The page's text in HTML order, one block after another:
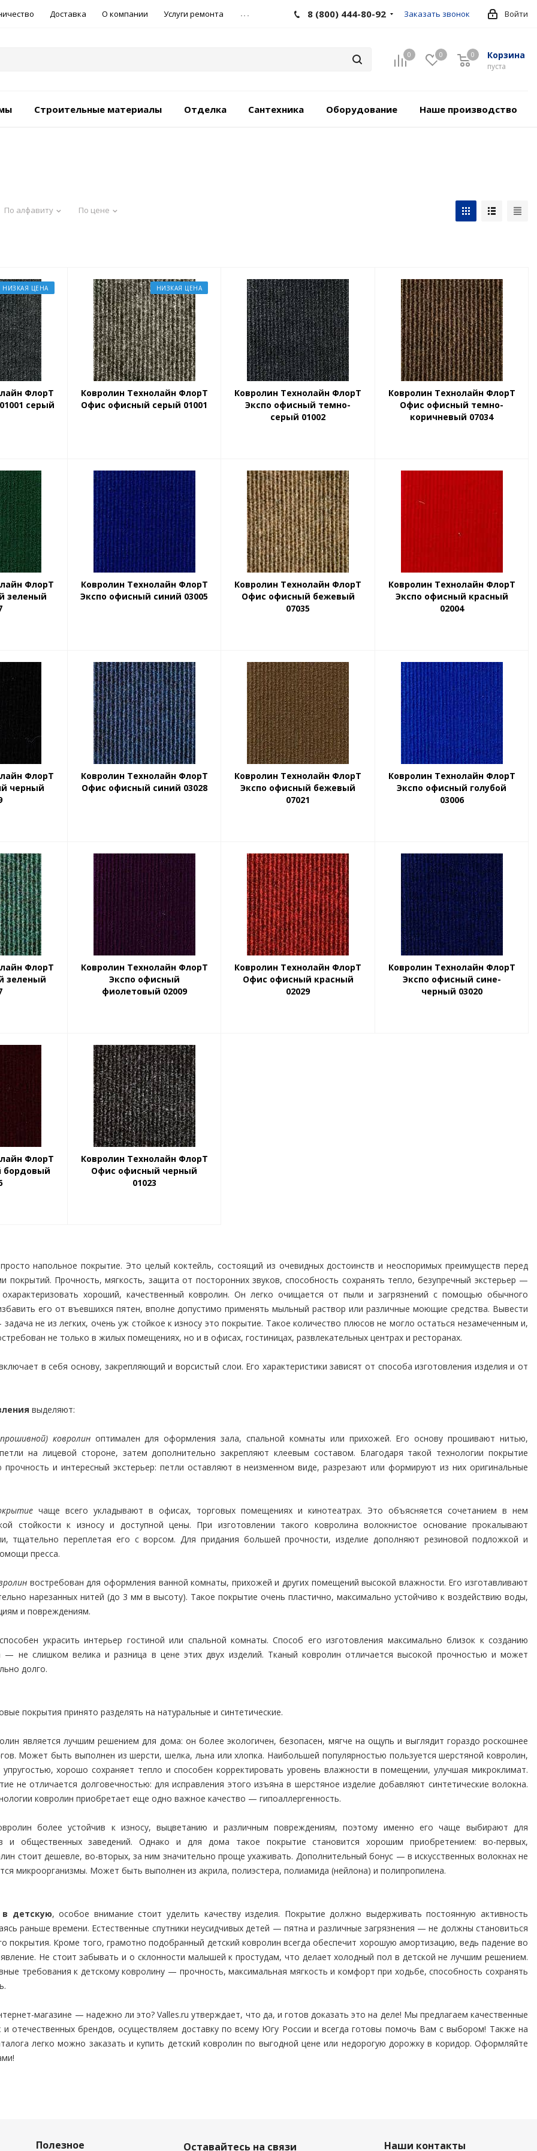
Доставка О компании Услуги ремонта ... Войти
8 (800) 444-80-92 Заказать звонок
0 0 Корзина
пуста
0
Строительные материалы Отделка Сантехника Оборудование Наше производство
По алфавиту По цене
НИЗКАЯ ЦЕНА
ФлорТ
серый
НИЗКАЯ ЦЕНА
Ковролин Технолайн ФлорТ
Офис офисный серый 01001
Ковролин Технолайн ФлорТ
Экспо офисный темно-
серый 01002
Ковролин Технолайн ФлорТ
Офис офисный темно-
коричневый 07034
ФлорТ
зеленый
Ковролин Технолайн ФлорТ
Экспо офисный синий 03005
Ковролин Технолайн ФлорТ
Офис офисный бежевый
07035
Ковролин Технолайн ФлорТ
Экспо офисный красный
02004
ФлорТ
черный
Ковролин Технолайн ФлорТ
Офис офисный синий 03028
Ковролин Технолайн ФлорТ
Экспо офисный бежевый
07021
Ковролин Технолайн ФлорТ
Экспо офисный голубой
03006
ФлорТ
зеленый
Ковролин Технолайн ФлорТ
Экспо офисный
фиолетовый 02009
Ковролин Технолайн ФлорТ
Офис офисный красный
02029
Ковролин Технолайн ФлорТ
Экспо офисный сине-
черный 03020
ФлорТ
бордовый
Ковролин Технолайн ФлорТ
Офис офисный черный
01023
напольное покрытие. Это целый коктейль, состоящий из очевидных достоинств и неоспоримых преимуществ перед
покрытий. Прочность, мягкость, защита от посторонних звуков, способность сохранять тепло, безупречный экстерьер —
хороший, качественный ковролин. Он легко очищается от пыли и загрязнений с помощью обычного
его от въевшихся пятен, вполне допустимо применять мыльный раствор или различные моющие средства. Вывести
не из легких, очень уж стойкое к износу это покрытие. Такое количество плюсов не могло остаться незамеченным и,
не только в жилых помещениях, но и в офисах, гостиницах, развлекательных центрах и ресторанах.
в себя основу, закрепляющий и ворсистый слои. Его характеристики зависят от способа изготовления изделия и от
выделяют:
ковролиноптимален для оформления зала, спальной комнаты или прихожей. Его основу прошивают нитью,
на лицевой стороне, затем дополнительно закрепляют клеевым составом. Благодаря такой технологии покрытие
и интересный экстерьер: петли оставляют в неизменном виде, разрезают или формируют из них оригинальные
чаще всего укладывают в офисах, торговых помещениях и кинотеатрах. Это объясняется сочетанием в нем
стойкости к износу и доступной цены. При изготовлении такого ковролина волокнистое основание прокалывают
тщательно переплетая его с ворсом. Для придания большей прочности, изделие дополняют резиновой подложкой и
пресса.
востребован для оформления ванной комнаты, прихожей и других помещений высокой влажности. Его изготавливают
нарезанных нитей (до 3 мм в высоту). Такое покрытие очень пластично, максимально устойчиво к воздействию воды,
и повреждениям.
украсить интерьер гостиной или спальной комнаты. Способ его изготовления максимально близок к созданию
— не слишком велика и разница в цене этих двух изделий. Тканый ковролин отличается высокой прочностью и может
долго.
покрытия принято разделять на натуральные и синтетические.
является лучшим решением для дома: он более экологичен, безопасен, мягче на ощупь и выглядит гораздо роскошнее
Может быть выполнен из шерсти, шелка, льна или хлопка. Наибольшей популярностью пользуется шерстяной ковролин,
хорошо сохраняет тепло и способен корректировать уровень влажности в помещении, улучшая микроклимат.
не отличается долговечностью: для исправления этого изъяна в шерстяное изделие добавляют синтетические волокна.
ковролин приобретает еще одно важное качество — гипоаллергенность.
более устойчив к износу, выцветанию и различным повреждениям, поэтому именно его чаще выбирают для
и общественных заведений. Однако и для дома такое покрытие становится хорошим приобретением: во-первых,
стоит дешевле, во-вторых, за ним значительно проще ухаживать. Дополнительный бонус — в искусственных волокнах не
микроорганизмы. Может быть выполнен из акрила, полиэстера, полиамида (нейлона) и полипропилена.
в детскую, особое внимание стоит уделить качеству изделия. Покрытие должно выдерживать постоянную активность
раньше времени. Естественные спутники неусидчивых детей — пятна и различные загрязнения — не должны становиться
покрытия. Кроме того, грамотно подобранный детский ковролин всегда обеспечит хорошую амортизацию, ведь падение во
Не стоит забывать и о склонности малышей к простудам, что делает холодный пол в детской не лучшим решением.
требования к детскому ковролину — прочность, максимальная мягкость и комфорт при ходьбе, способность сохранять
магазине — надежно ли это? Valles.ru утверждает, что да, и готов доказать это на деле! Мы предлагаем качественные
и отечественных брендов, осуществляем доставку по всему Югу России и всегда готовы помочь Вам с выбором! Также на
легко можно заказать и купить детский ковролин по выгодной цене или недорогую дорожку в коридор. Оформляйте
Полезное Оставайтесь на связи Наши контакты